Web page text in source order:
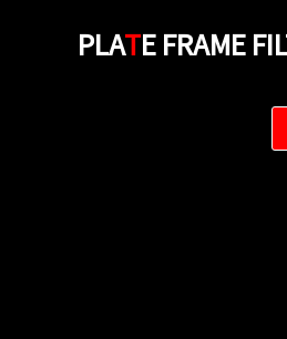
PLATE FRAME